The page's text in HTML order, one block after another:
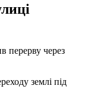
перерву через
землі під